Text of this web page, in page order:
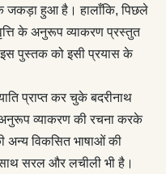
जकड़ा हुआ है। हालाँकि, पिछले
के अनुरूप व्याकरण प्रस्तुत
पुस्तक को इसी प्रयास के
प्राप्त कर चुके बदरीनाथ
अनुरूप व्याकरण की रचना करके
अन्य विकसित भाषाओं की
सरल और लचीली भी है।